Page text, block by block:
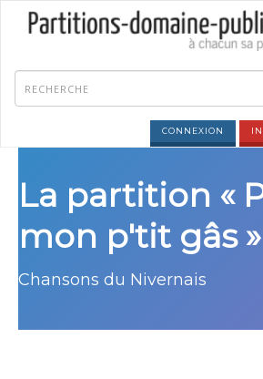
CONNEXION
La partition «
mon p'tit gâs »
Chansons du Nivernais